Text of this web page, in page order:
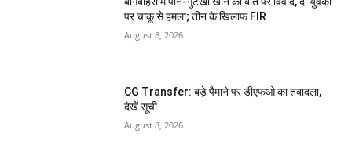
पर चाकू से हमला; तीन के खिलाफ FIR
August 8, 2026
CG Transfer: बड़े पैमाने पर डीएफओ का तबादला,
देखें सूची
August 8, 2026